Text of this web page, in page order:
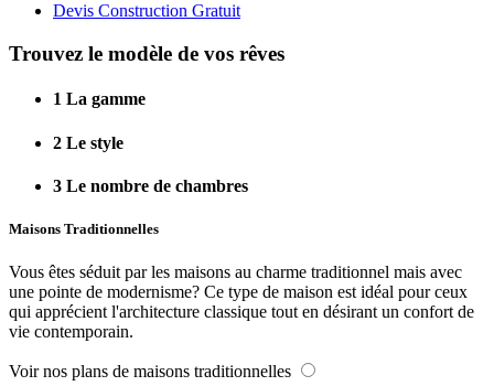
Devis Construction Gratuit
Trouvez le modèle de vos rêves
1 La gamme
2 Le style
3 Le nombre de chambres
Maisons Traditionnelles
Vous êtes séduit par les maisons au charme traditionnel mais avec
une pointe de modernisme? Ce type de maison est idéal pour ceux
qui apprécient l'architecture classique tout en désirant un confort de
vie contemporain.
Voir nos plans de maisons traditionnelles